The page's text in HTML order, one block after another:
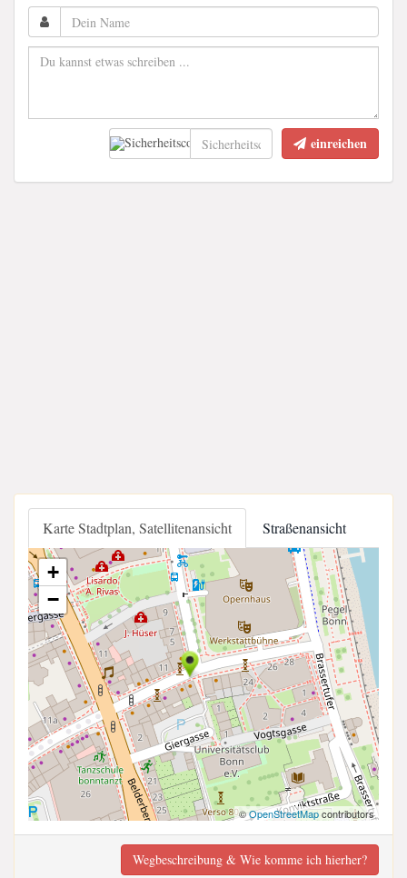
einreichen
Karte Stadtplan, Satellitenansicht Straßenansicht
+
−
©OpenStreetMapcontributors
Wegbeschreibung & Wie komme ich hierher?